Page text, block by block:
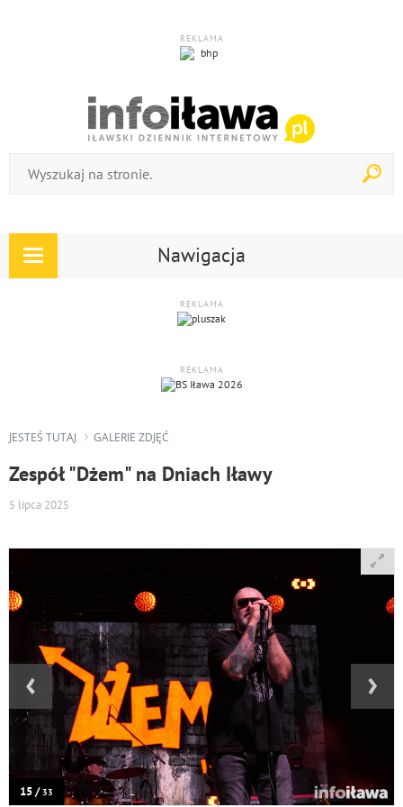
REKLAMA
Nawigacja
Rozwiń
REKLAMA
REKLAMA
JESTEŚ TUTAJ GALERIE ZDJĘĆ
Zespół "Dżem" na Dniach Iławy
5 lipca 2025
15 /33
‹ ›